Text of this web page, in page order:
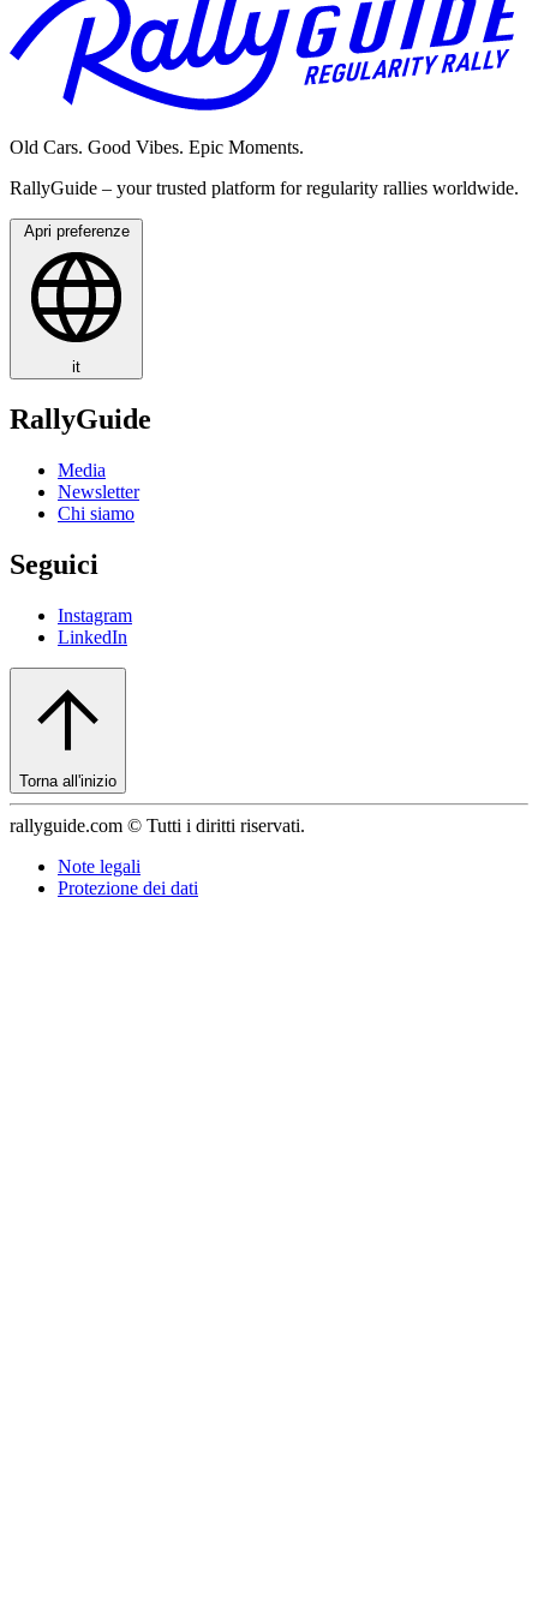
Old Cars. Good Vibes. Epic Moments.
RallyGuide – your trusted platform for regularity rallies worldwide.
Apri preferenze
it
RallyGuide
Media
Newsletter
Chi siamo
Seguici
Instagram
LinkedIn
Torna all'inizio
rallyguide.com © Tutti i diritti riservati.
Note legali
Protezione dei dati